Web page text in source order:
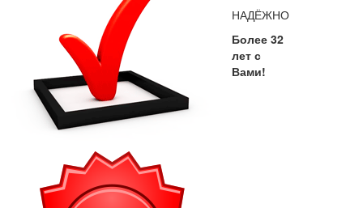
НАДЁЖНО
Более 32
лет с
Вами!